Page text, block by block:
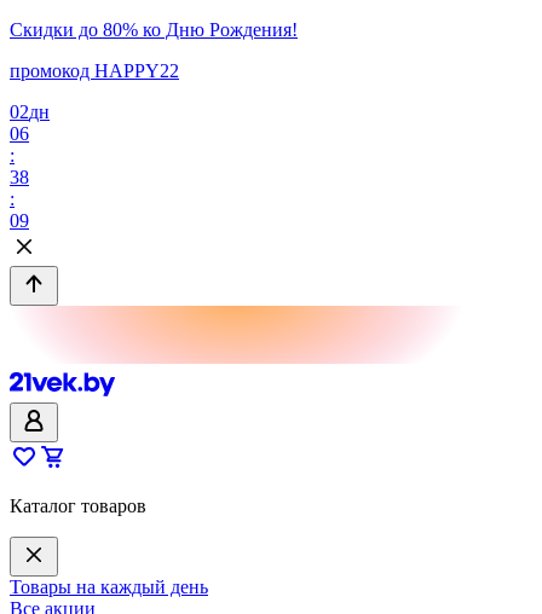
Скидки до 80% ко Дню Рождения!
промокод HAPPY22
02дн
06
:
38
:
09
Каталог товаров
Товары на каждый день
Все акции